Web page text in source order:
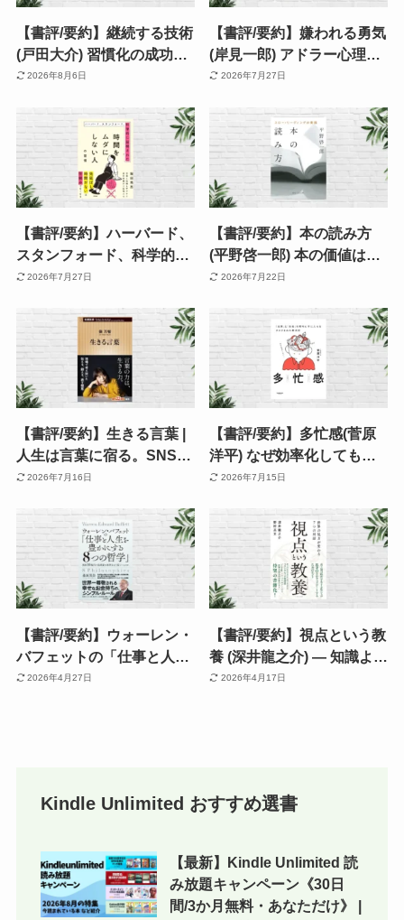
【書評/要約】継続する技術
(戸田大介) 習慣化の成功率
が8.23倍に跳ね上がる！
三原則とは
2026年8月6日
【書評/要約】嫌われる勇気
(岸見一郎) アドラー心理学
で「他人の評価」から自由
さる ※Audible再降臨
2026年7月27日
【書評/要約】ハーバード、
スタンフォード、科学的に
証明された時間をムダにし
時間がない！を仕組化で攻
略。時間術本
2026年7月27日
【書評/要約】本の読み方
(平野啓一郎) 本の価値は読
み方で変わる！読書の質を
ー・リーディングの名著
2026年7月22日
【書評/要約】生きる言葉 |
人生は言葉に宿る。SNS・
AI時代だからこそ読みた
力」《本屋大賞2026 上位
入賞作》
2026年7月16日
【書評/要約】多忙感(菅原
洋平) なぜ効率化しても忙
しいのか？脳科学が解き明
2026年7月15日
【書評/要約】ウォーレン・
バフェットの「仕事と人生
を豊かにする8つの哲学」
2026年4月27日
【書評/要約】視点という教
養 (深井龍之介) — 知識より
も「視点」。7つの学問で
2026年4月17日
Kindle Unlimited おすすめ選書
【最新】Kindle Unlimited 読
み放題キャンペーン《30日
間/3か月無料・あなただけ》 |